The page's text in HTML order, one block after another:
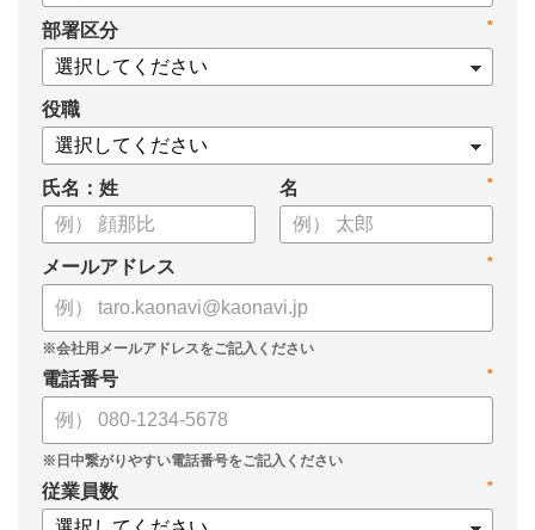
・タレントマネジメントシステムの選び方
・タレントマネジメントシステム「カオナビ」の説明資料
*
部署区分
役職
氏名：姓 *
名
*
メールアドレス
*
電話番号
*
従業員数